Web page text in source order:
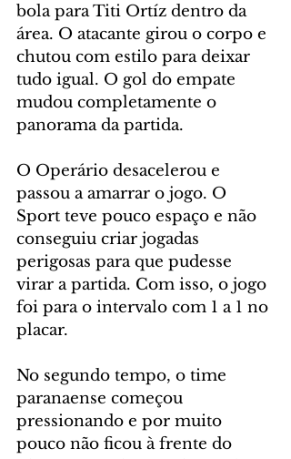
bola para Titi Ortíz dentro da
área. O atacante girou o corpo e
chutou com estilo para deixar
tudo igual. O gol do empate
mudou completamente o
panorama da partida.
O Operário desacelerou e
passou a amarrar o jogo. O
Sport teve pouco espaço e não
conseguiu criar jogadas
perigosas para que pudesse
virar a partida. Com isso, o jogo
foi para o intervalo com 1 a 1 no
placar.
No segundo tempo, o time
paranaense começou
pressionando e por muito
pouco não ficou à frente do